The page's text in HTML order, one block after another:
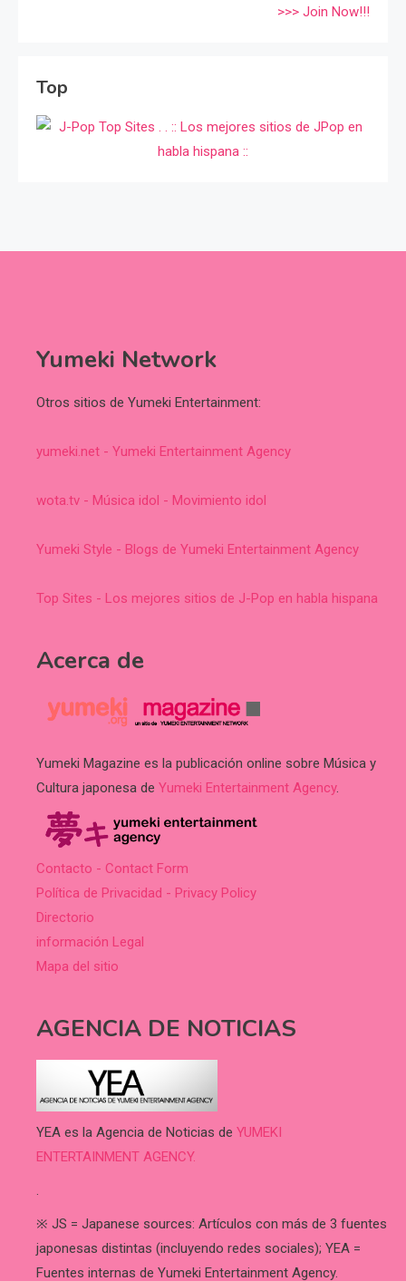
>>> Join Now!!!
Top
Yumeki Network
Otros sitios de Yumeki Entertainment:
yumeki.net - Yumeki Entertainment Agency
wota.tv - Música idol - Movimiento idol
Yumeki Style - Blogs de Yumeki Entertainment Agency
Top Sites - Los mejores sitios de J-Pop en habla hispana
Acerca de
Yumeki Magazine es la publicación online sobre Música y
Cultura japonesa de Yumeki Entertainment Agency.
Contacto - Contact Form
Política de Privacidad - Privacy Policy
Directorio
información Legal
Mapa del sitio
AGENCIA DE NOTICIAS
YEA es la Agencia de Noticias de YUMEKI
ENTERTAINMENT AGENCY.
.
※ JS = Japanese sources: Artículos con más de 3 fuentes
japonesas distintas (incluyendo redes sociales); YEA =
Fuentes internas de Yumeki Entertainment Agency.